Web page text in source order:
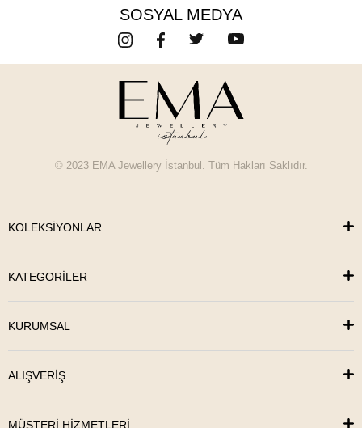
SOSYAL MEDYA
© 2023 EMA Jewellery İstanbul. Tüm Hakları Saklıdır.
KOLEKSİYONLAR
KATEGORİLER
KURUMSAL
ALIŞVERİŞ
MÜŞTERİ HİZMETLERİ